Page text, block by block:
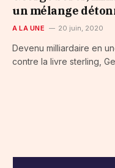
un mélange
A LA UNE 20 juin, 2020
Devenu milliardaire en
contre la livre sterling,